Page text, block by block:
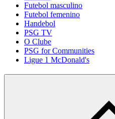
Futebol masculino
Futebol femenino
Handebol
PSG TV
O Clube
PSG for Communities
Ligue 1 McDonald's